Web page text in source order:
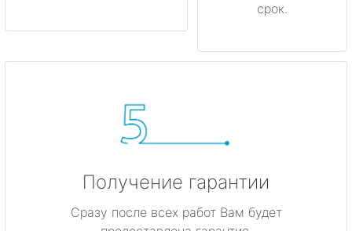
срок.
Получение гарантии
Сразу после всех работ Вам будет